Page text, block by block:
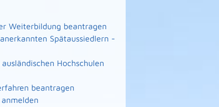
Weiterbildung beantragen
Spätaussiedlern -
Hochschulen
beantragen